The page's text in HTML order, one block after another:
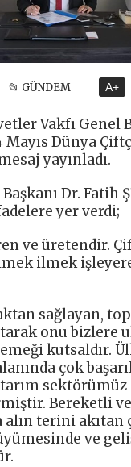
📂 GÜNDEM A+
Vakfı Genel
Mayıs Dünya
yayınladı.
Dr. Fatih
yer verdi;
ve üretendir.
ilmek
sağlayan,
onu bizlere
kutsaldır.
çok
Bereketli
alın terini
ve